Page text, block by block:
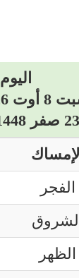
اليوم
2026 ميلادي
23 صفر 1448 هجري
الإمساك
الفجر
الشروق
الظهر